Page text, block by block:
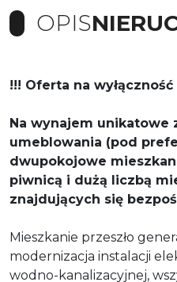
OPIS
!!! Oferta na wyłączność
Na wynajem unikatowe
umeblowania (pod
dwupokojowe
piwnicą i dużą liczbą
znajdujących się
Mieszkanie przeszło
modernizacja instalacji
wodno-kanalizacyjnej,